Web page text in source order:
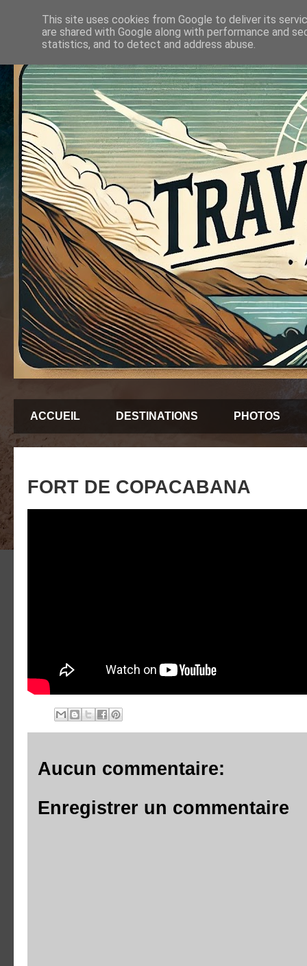
ACCUEIL DESTINATIONS PHOTOS
FORT DE COPACABANA
Aucun commentaire:
Enregistrer un commentaire
This site uses cookies from Google to deliver its
are shared with Google along with performance and
statistics, and to detect and address abuse.